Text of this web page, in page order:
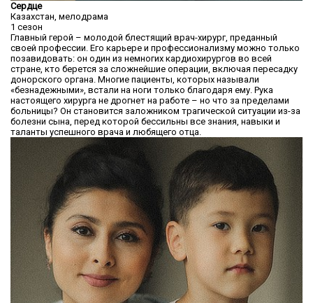
Сердце
Казахстан, мелодрама
1 сезон
Главный герой – молодой блестящий врач-хирург, преданный
своей профессии. Его карьере и профессионализму можно только
позавидовать: он один из немногих кардиохирургов во всей
стране, кто берется за сложнейшие операции, включая пересадку
донорского органа. Многие пациенты, которых называли
«безнадежными», встали на ноги только благодаря ему. Рука
настоящего хирурга не дрогнет на работе – но что за пределами
больницы? Он становится заложником трагической ситуации из-за
болезни сына, перед которой бессильны все знания, навыки и
таланты успешного врача и любящего отца.